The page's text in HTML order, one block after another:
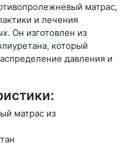
матрас,
и лечения
Он изготовлен из
который
давления и
матрас из